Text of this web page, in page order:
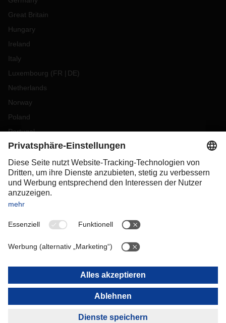
Great Britain
Hungary
Ireland
Italy
Luxembourg (FR DE)
Netherlands
Norway
Poland
Portugal
Romania
Slovakia
Spain
Sweden
Switzerland
OCEANIA